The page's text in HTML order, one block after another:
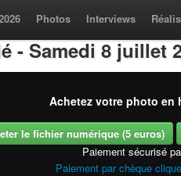
Photos Interviews
- Samedi 8 juillet
Achetez votre photo en
le fichier numérique (5 euros)
Paiement sécurisé
Paiement par chèque